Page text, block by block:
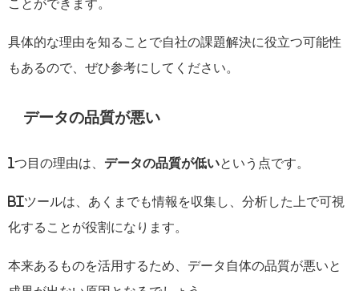
ことができます。
具体的な理由を知ることで自社の課題解決に役立つ可能性
もあるので、ぜひ参考にしてください。
データの品質が悪い
1 つ目の理由は、 データの品質が低いという点です。
BIツールは、あくまでも情報を収集し、分析した上で可視
化することが役割になります。
本来あるものを活用するため、データ自体の品質が悪いと